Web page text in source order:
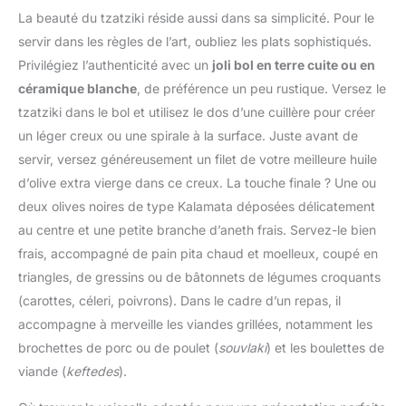
vers le linge de table et
d’office. La cuisine est
devenue, en quelques
années, un lieu de
convivialité et de partage.
Coucke porte une
attention particulière au «
look » et surtout à la
qualité de ses produits.
bouillon de style qui
repose à la fois sur la
tradition et la modernité.
Une véritable bouffée
de gourmandises.
Conseil d'entretien : Les
étamines en lin sont
les petits accrocs.
【Dimensions 50 x 50
fromage mesure environ
50 x 50 cm (19,69 x
19,69 pouces), de forme
carrée, et convient à la
assiettes. Cette taille
moyenne et universelle
répond à tous vos
besoins d'égouttage.
Facile à nettoyer et à
sécher, elle se lave de
préférence à l'eau tiède.
【Maille fine et délicate】
Mousseline alimentaire
est dotée d'une maille
fine qui filtre rapidement
La beauté du tzatziki réside aussi dans sa simplicité. Pour le
servir dans les règles de l’art, oubliez les plats sophistiqués.
Privilégiez l’authenticité avec un joli bol en terre cuite ou en
céramique blanche , de préférence un peu rustique. Versez le
tzatziki dans le bol et utilisez le dos d’une cuillère pour créer
un léger creux ou une spirale à la surface. Juste avant de
servir, versez généreusement un filet de votre meilleure huile
d’olive extra vierge dans ce creux. La touche finale ? Une ou
deux olives noires de type Kalamata déposées délicatement
au centre et une petite branche d’aneth frais. Servez-le bien
frais, accompagné de pain pita chaud et moelleux, coupé en
triangles, de gressins ou de bâtonnets de légumes croquants
(carottes, céleri, poivrons). Dans le cadre d’un repas, il
accompagne à merveille les viandes grillées, notamment les
brochettes de porc ou de poulet (souvlaki) et les boulettes de
viande (keftedes).